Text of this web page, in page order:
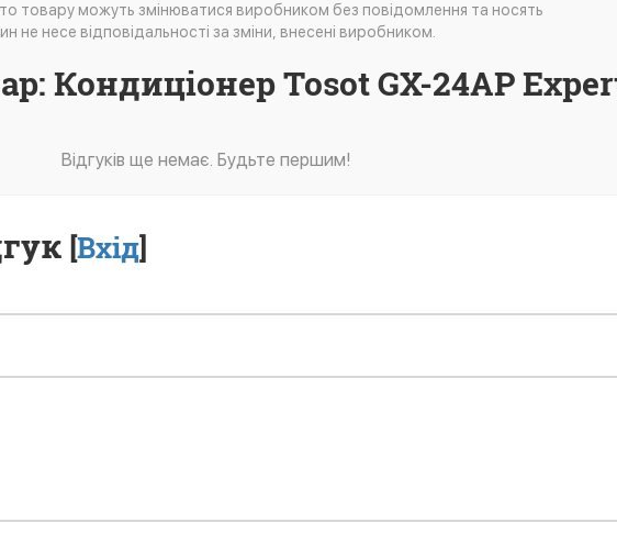
товару можуть змінюватися виробником без повідомлення та носять
несе відповідальності за зміни, внесені виробником.
Кондиціонер Tosot GX-24AP
Відгуків ще немає. Будьте першим!
[Вхід]